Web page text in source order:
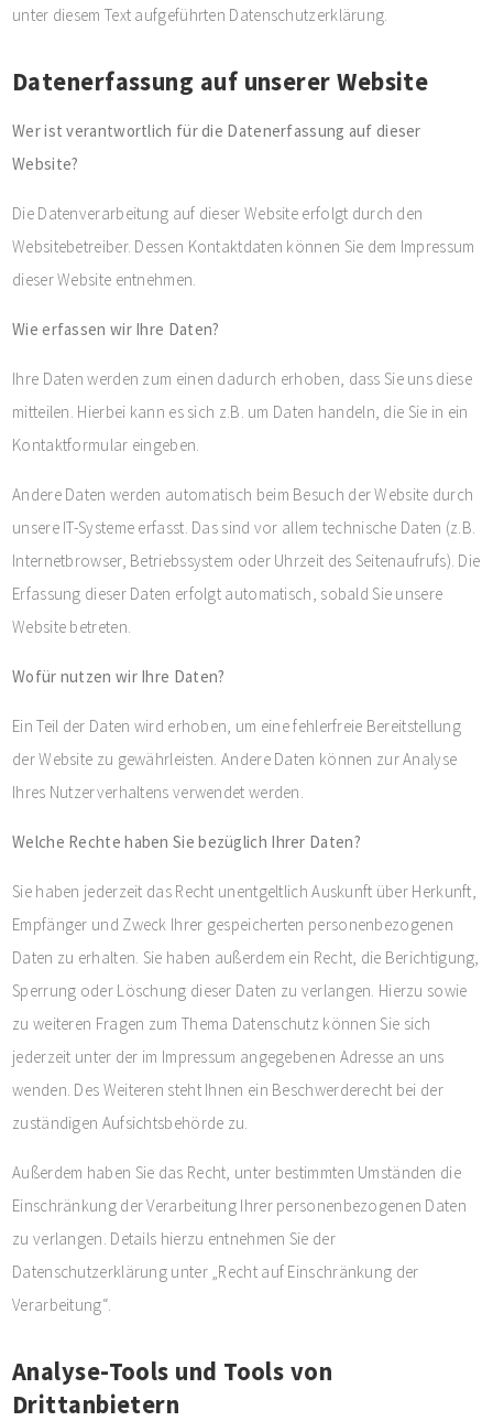
unter diesem Text aufgeführten Datenschutzerklärung.
Datenerfassung auf unserer Website
Wer ist verantwortlich für die Datenerfassung auf dieser
Website?
Die Datenverarbeitung auf dieser Website erfolgt durch den
Websitebetreiber. Dessen Kontaktdaten können Sie dem Impressum
dieser Website entnehmen.
Wie erfassen wir Ihre Daten?
Ihre Daten werden zum einen dadurch erhoben, dass Sie uns diese
mitteilen. Hierbei kann es sich z.B. um Daten handeln, die Sie in ein
Kontaktformular eingeben.
Andere Daten werden automatisch beim Besuch der Website durch
unsere IT-Systeme erfasst. Das sind vor allem technische Daten (z.B.
Internetbrowser, Betriebssystem oder Uhrzeit des Seitenaufrufs). Die
Erfassung dieser Daten erfolgt automatisch, sobald Sie unsere
Website betreten.
Wofür nutzen wir Ihre Daten?
Ein Teil der Daten wird erhoben, um eine fehlerfreie Bereitstellung
der Website zu gewährleisten. Andere Daten können zur Analyse
Ihres Nutzerverhaltens verwendet werden.
Welche Rechte haben Sie bezüglich Ihrer Daten?
Sie haben jederzeit das Recht unentgeltlich Auskunft über Herkunft,
Empfänger und Zweck Ihrer gespeicherten personenbezogenen
Daten zu erhalten. Sie haben außerdem ein Recht, die Berichtigung,
Sperrung oder Löschung dieser Daten zu verlangen. Hierzu sowie
zu weiteren Fragen zum Thema Datenschutz können Sie sich
jederzeit unter der im Impressum angegebenen Adresse an uns
wenden. Des Weiteren steht Ihnen ein Beschwerderecht bei der
zuständigen Aufsichtsbehörde zu.
Außerdem haben Sie das Recht, unter bestimmten Umständen die
Einschränkung der Verarbeitung Ihrer personenbezogenen Daten
zu verlangen. Details hierzu entnehmen Sie der
Datenschutzerklärung unter „Recht auf Einschränkung der
Verarbeitung“.
Analyse-Tools und Tools von
Drittanbietern